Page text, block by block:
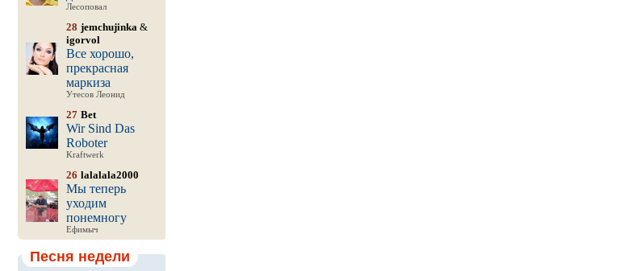
Лесоповал
28 jemchujinka&
igorvol
Все хорошо,
прекрасная
маркиза
Утесов Леонид
27 Bet
Wir Sind Das
Roboter
Kraftwerk
26 lalalala2000
Мы теперь
уходим
понемногу
Ефимыч
Песня недели